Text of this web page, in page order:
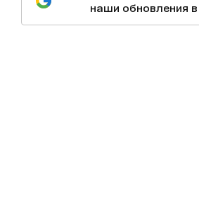
наши обновления в